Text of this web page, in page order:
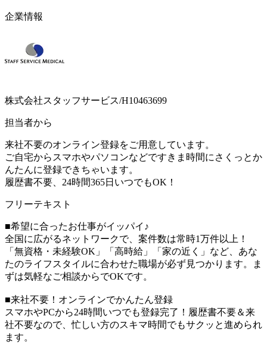
企業情報
株式会社スタッフサービス/H10463699
担当者から
来社不要のオンライン登録をご用意しています。
ご自宅からスマホやパソコンなどですきま時間にさくっとか
んたんに登録できちゃいます。
履歴書不要、24時間365日いつでもOK！
フリーテキスト
■希望に合ったお仕事がイッパイ♪
全国に広がるネットワークで、案件数は常時1万件以上！
「無資格・未経験OK」「高時給」「家の近く」など、あな
たのライフスタイルに合わせた職場が必ず見つかります。ま
ずは気軽なご相談からでOKです。
■来社不要！オンラインでかんたん登録
スマホやPCから24時間いつでも登録完了！履歴書不要＆来
社不要なので、忙しい方のスキマ時間でもサクッと進められ
ます。